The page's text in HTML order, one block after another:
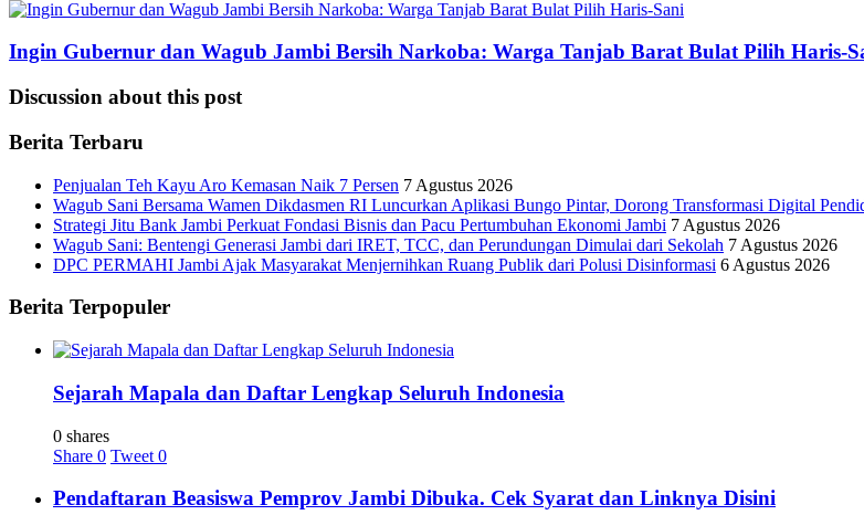
Ingin Gubernur dan Wagub Jambi Bersih Narkoba: Warga Tanjab Barat Bulat Pilih Haris-
Discussion about this post
Berita Terbaru
Penjualan Teh Kayu Aro Kemasan Naik 7 Persen 7 Agustus 2026
Wagub Sani Bersama Wamen Dikdasmen RI Luncurkan Aplikasi Bungo Pintar, Dorong Transformasi Digital
Strategi Jitu Bank Jambi Perkuat Fondasi Bisnis dan Pacu Pertumbuhan Ekonomi Jambi 7 Agustus 2026
Wagub Sani: Bentengi Generasi Jambi dari IRET, TCC, dan Perundungan Dimulai dari Sekolah 7 Agustus 2026
DPC PERMAHI Jambi Ajak Masyarakat Menjernihkan Ruang Publik dari Polusi Disinformasi 6 Agustus 2026
Berita Terpopuler
Sejarah Mapala dan Daftar Lengkap Seluruh Indonesia
0 shares
Share 0 Tweet 0
Pendaftaran Beasiswa Pemprov Jambi Dibuka. Cek Syarat dan Linknya Disini